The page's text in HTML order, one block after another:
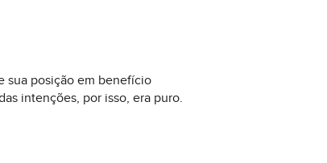
sua posição em benefício
intenções, por isso, era puro.